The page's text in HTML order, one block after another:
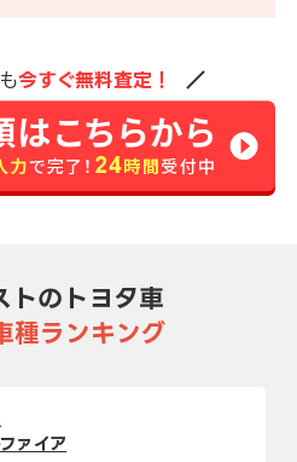
今すぐ無料査定！
トのトヨタ車
種ランキング
ァイア